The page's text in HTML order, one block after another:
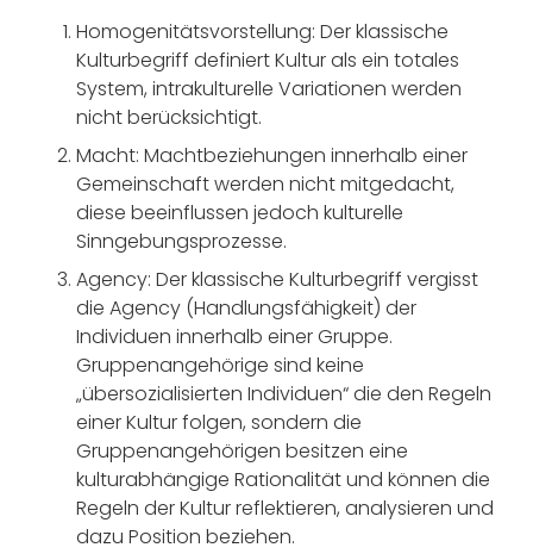
Homogenitätsvorstellung: Der klassische
Kulturbegriff definiert Kultur als ein totales
System, intrakulturelle Variationen werden
nicht berücksichtigt.
Macht: Machtbeziehungen innerhalb einer
Gemeinschaft werden nicht mitgedacht,
diese beeinflussen jedoch kulturelle
Sinngebungsprozesse.
Agency: Der klassische Kulturbegriff vergisst
die Agency (Handlungsfähigkeit) der
Individuen innerhalb einer Gruppe.
Gruppenangehörige sind keine
„übersozialisierten Individuen“ die den Regeln
einer Kultur folgen, sondern die
Gruppenangehörigen besitzen eine
kulturabhängige Rationalität und können die
Regeln der Kultur reflektieren, analysieren und
dazu Position beziehen.